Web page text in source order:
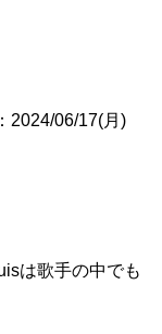
：2024/06/17(月)
は歌手の中でも